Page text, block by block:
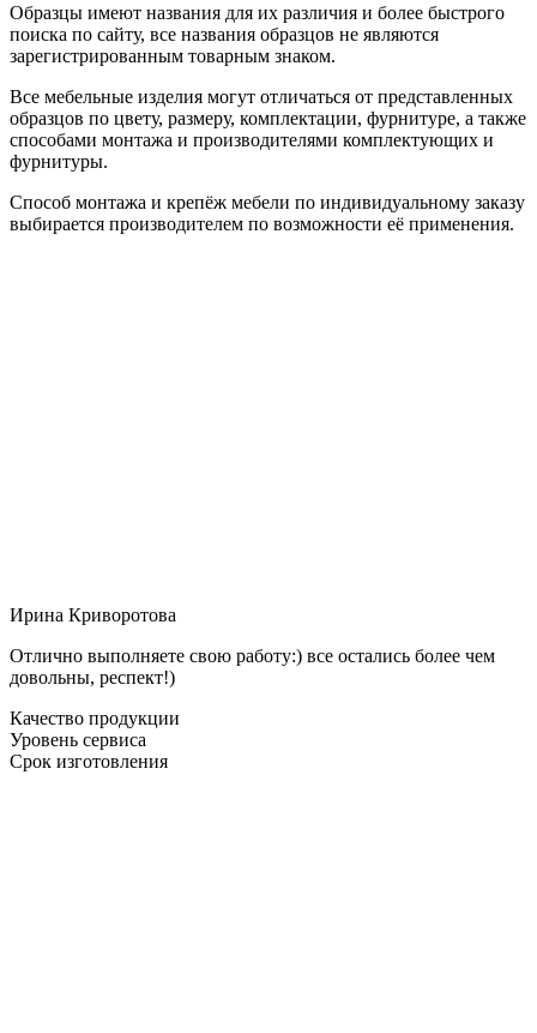
Образцы имеют названия для их различия и более быстрого
поиска по сайту, все названия образцов не являются
зарегистрированным товарным знаком.
Все мебельные изделия могут отличаться от представленных
образцов по цвету, размеру, комплектации, фурнитуре, а также
способами монтажа и производителями комплектующих и
фурнитуры.
Способ монтажа и крепёж мебели по индивидуальному заказу
выбирается производителем по возможности её применения.
Ирина Криворотова
Отлично выполняете свою работу:) все остались более чем
довольны, респект!)
Качество продукции
Уровень сервиса
Срок изготовления